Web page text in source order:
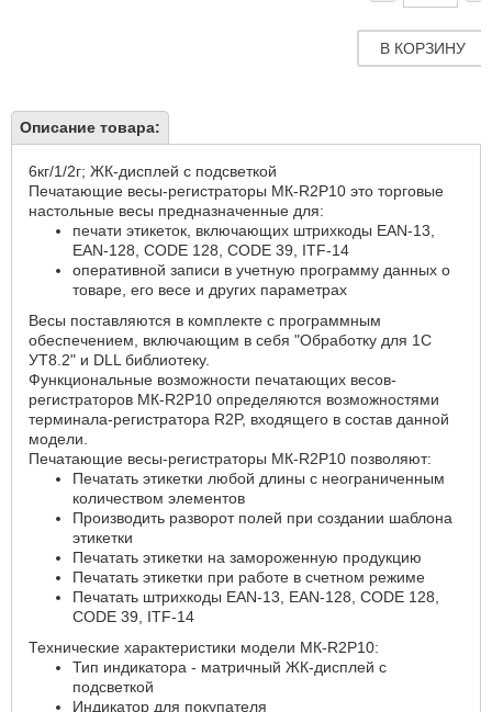
В КОРЗИНУ
Описание товара:
6кг/1/2г; ЖК-дисплей с подсветкой
Печатающие весы-регистраторы МК-R2P10 это торговые
настольные весы предназначенные для:
печати этикеток, включающих штрихкоды EAN-13,
EAN-128, CODE 128, CODE 39, ITF-14
оперативной записи в учетную программу данных о
товаре, его весе и других параметрах
Весы поставляются в комплекте с программным
обеспечением, включающим в себя "Обработку для 1С
УТ8.2" и DLL библиотеку.
Функциональные возможности печатающих весов-
регистраторов МК-R2P10 определяются возможностями
терминала-регистратора R2P, входящего в состав данной
модели.
Печатающие весы-регистраторы МК-R2P10 позволяют:
Печатать этикетки любой длины с неограниченным
количеством элементов
Производить разворот полей при создании шаблона
этикетки
Печатать этикетки на замороженную продукцию
Печатать этикетки при работе в счетном режиме
Печатать штрихкоды EAN-13, EAN-128, CODE 128,
CODE 39, ITF-14
Технические характеристики модели МК-R2P10:
Тип индикатора - матричный ЖК-дисплей с
подсветкой
Индикатор для покупателя